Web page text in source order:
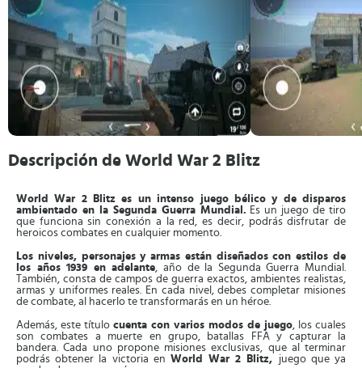
Descripción de World War 2 Blitz
World War 2 Blitz es un intenso juego bélico y de disparos
ambientado en la Segunda Guerra Mundial. Es un juego de tiro
que funciona sin conexión a la red, es decir, podrás disfrutar de
heroicos combates en cualquier momento.
Los niveles, personajes y armas están diseñados con estilos de
los años 1939 en adelante, año de la Segunda Guerra Mundial.
También, consta de campos de guerra exactos, ambientes realistas,
armas y uniformes reales. En cada nivel, debes completar misiones
de combate, al hacerlo te transformarás en un héroe.
Además, este título cuenta con varios modos de juego, los cuales
son combates a muerte en grupo, batallas FFA y capturar la
bandera. Cada uno propone misiones exclusivas, que al terminar
podrás obtener la victoria en World War 2 Blitz, juego que ya